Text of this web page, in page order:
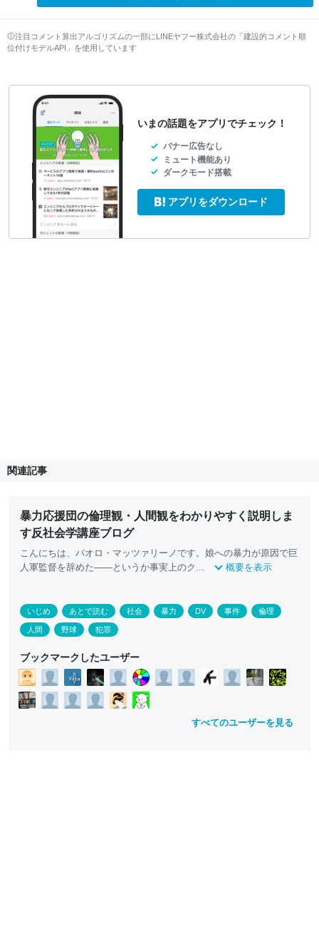
注目コメント算出アルゴリズムの一部にLINEヤフー株式会社の「建設的コメント順
位付けモデルAPI」を使用しています
いまの話題をアプリでチェック！
バナー広告なし
ミュート機能あり
ダークモード搭載
アプリをダウンロード
関連記事
暴力応援団の倫理観・人間観をわかりやすく説明しま
す反社会学講座ブログ
こんにちは、パオロ・マッツァリーノです。娘への暴力が原因で巨
人軍監督を辞めた――というか事実上のク...
概要を表示
いじめ あとで読む 社会 暴力 DV 事件 倫理
人間 野球 犯罪
ブックマークしたユーザー
すべてのユーザーを見る